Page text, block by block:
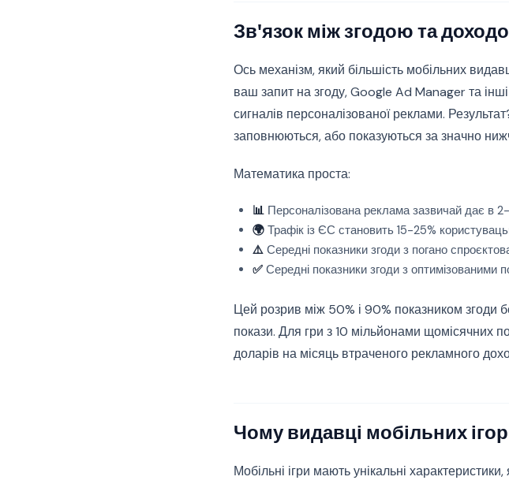
Зв'язок між згодою та
Ось механізм, який більшість мобільних
ваш запит на згоду, Google Ad Manager та
сигналів персоналізованої реклами.
заповнюються, або показуються за значно
Математика проста:
📊 Персоналізована реклама зазвичай дає в
🌍 Трафік із ЄС становить 15-25%
⚠️ Середні показники згоди з погано
✅ Середні показники згоди з оптимізованими
Цей розрив між 50% і 90% показником згоди
покази. Для гри з 10 мільйонами
доларів на місяць втраченого рекламного
Чому видавці мобільних
Мобільні ігри мають унікальні